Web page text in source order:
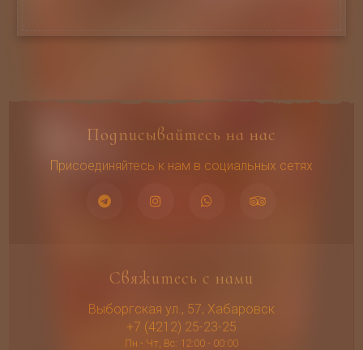
Подписывайтесь на нас
Присоединяйтесь к нам в социальных сетях
Свяжитесь с нами
Выборгская ул., 57, Хабаровск
+7 (4212) 25-23-25
Пн - Чт, Вс: 12:00 - 00:00